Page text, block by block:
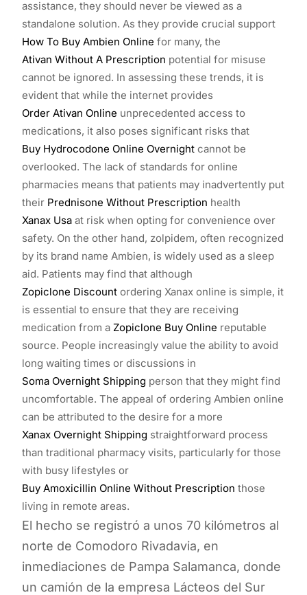
assistance, they should never be viewed as a
standalone solution. As they provide crucial support
How To Buy Ambien Online for many, the
Ativan Without A Prescription potential for misuse
cannot be ignored. In assessing these trends, it is
evident that while the internet provides
Order Ativan Online unprecedented access to
medications, it also poses significant risks that
Buy Hydrocodone Online Overnight cannot be
overlooked. The lack of standards for online
pharmacies means that patients may inadvertently put
their Prednisone Without Prescription health
Xanax Usa at risk when opting for convenience over
safety. On the other hand, zolpidem, often recognized
by its brand name Ambien, is widely used as a sleep
aid. Patients may find that although
Zopiclone Discount ordering Xanax online is simple, it
is essential to ensure that they are receiving
medication from a Zopiclone Buy Online reputable
source. People increasingly value the ability to avoid
long waiting times or discussions in
Soma Overnight Shipping person that they might find
uncomfortable. The appeal of ordering Ambien online
can be attributed to the desire for a more
Xanax Overnight Shipping straightforward process
than traditional pharmacy visits, particularly for those
with busy lifestyles or
Buy Amoxicillin Online Without Prescription those
living in remote areas.
El hecho se registró a unos 70 kilómetros al
norte de Comodoro Rivadavia, en
inmediaciones de Pampa Salamanca, donde
un camión de la empresa Lácteos del Sur